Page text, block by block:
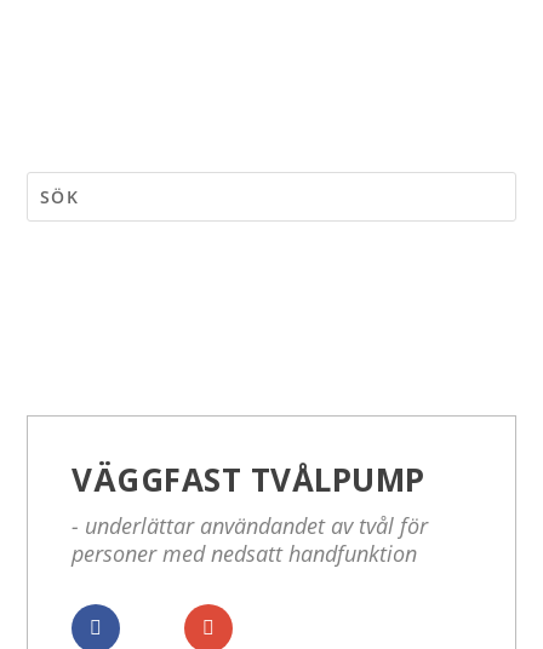
VÄGGFAST TVÅLPUMP
- underlättar användandet av tvål för
personer med nedsatt handfunktion